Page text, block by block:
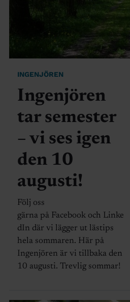
INGENJÖREN
Ingenjören
tar semester
– vi ses igen
den 10
augusti!
Följ oss
gärna på Facebook och Linke
dIn där vi lägger ut lästips
hela sommaren. Här på
Ingenjören är vi tillbaka den
10 augusti. Trevlig sommar!